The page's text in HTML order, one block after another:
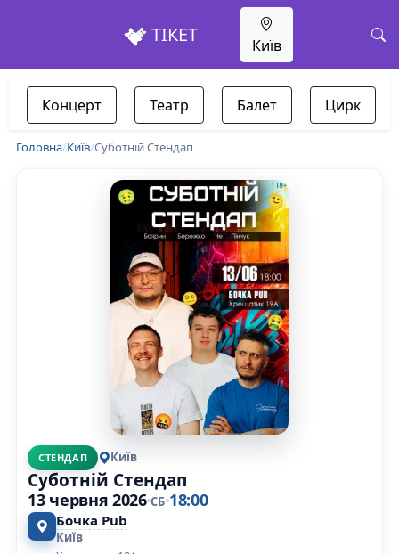
ТІКЕТ Київ
Концерт Театр Балет Цирк
Головна/Київ/Суботній Стендап
СТЕНДАП Київ
Суботній Стендап
13 червня 2026 СБ 18:00
Бочка Pub
Київ